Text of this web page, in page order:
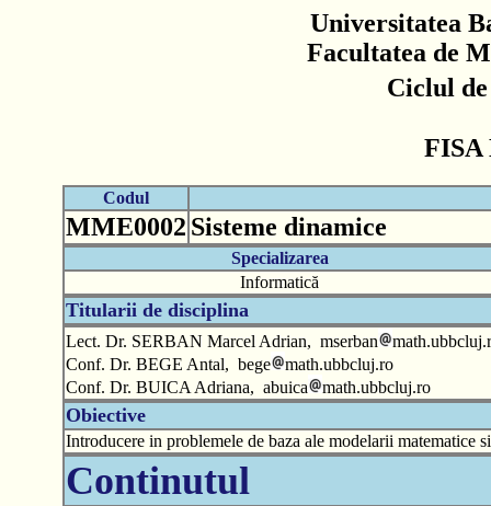
Universitatea
Facultatea de
Ciclul
FISA
Codul
MME0002 Sisteme dinamice
Specializarea
Informatică
Titularii de disciplina
Lect. Dr. SERBAN Marcel Adrian, mserban
Conf. Dr. BEGE Antal, bege
math.ubbcluj.ro
Conf. Dr. BUICA Adriana, abuica
math.ubbcluj.ro
Obiective
Introducere in problemele de baza ale modelarii matematice
Continutul